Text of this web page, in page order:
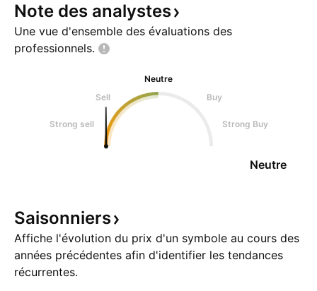
Note des analystes
Une vue d'ensemble des évaluations des
professionnels.
Neutre
Sell
Buy
Strong sell Strong Buy
Neutre
Saisonniers
Affiche l'évolution du prix d'un symbole au cours des
années précédentes afin d'identifier les tendances
récurrentes.